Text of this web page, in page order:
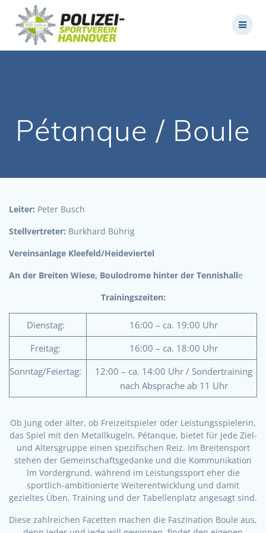
Pétanque / Boule
Leiter: Peter Busch
Stellvertreter: Burkhard Bührig
Vereinsanlage Kleefeld/Heideviertel
An der Breiten Wiese, Boulodrome hinter der Tennishalle
Trainingszeiten:
Dienstag:
16:00 – ca. 19:00 Uhr
Freitag:
16:00 – ca. 18:00 Uhr
Sonntag/Feiertag:
12:00 – ca. 14:00 Uhr / Sondertraining
nach Absprache ab 11 Uhr
Ob Jung oder älter, ob Freizeitspieler oder Leistungsspielerin,
das Spiel mit den Metallkugeln, Pétanque, bietet für jede Ziel-
und Altersgruppe einen spezifischen Reiz. Im Breitensport
stehen der Gemeinschaftsgedanke und die Kommunikation
lm Vordergrund, während im Leistungssport eher die
sportlich-ambitionierte Weiterentwicklung und damit
gezieltes Üben, Training und der Tabellenplatz angesagt sind.
Diese zahlreichen Facetten machen die Faszination Boule aus,